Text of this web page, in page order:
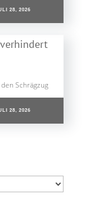
28, 2026
Schrägzug
28, 2026